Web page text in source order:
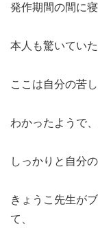
発作期間の間に
本人も驚いていた
ここは自分の苦
わかったようで
しっかりと自分
きょうこ先生が
て、